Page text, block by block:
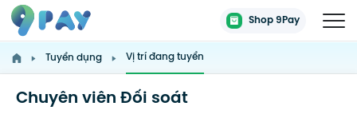
Shop 9Pay
Tuyển dụng Vị trí đang tuyển
Chuyên viên Đối soát